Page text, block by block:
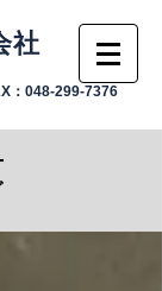
：048-299-7376
社